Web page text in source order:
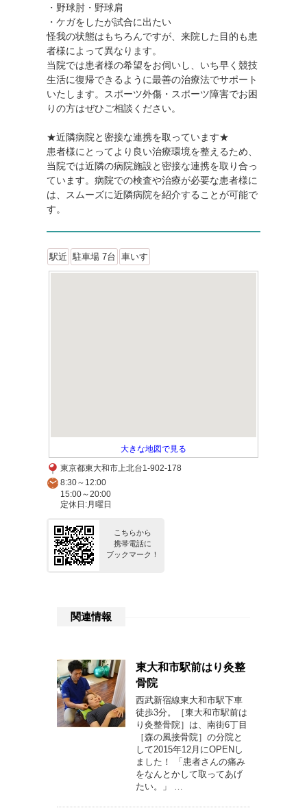
・野球肘・野球肩
・ケガをしたが試合に出たい
怪我の状態はもちろんですが、来院した目的も患
者様によって異なります。
当院では患者様の希望をお伺いし、いち早く競技
生活に復帰できるように最善の治療法でサポート
いたします。スポーツ外傷・スポーツ障害でお困
りの方はぜひご相談ください。
★近隣病院と密接な連携を取っています★
患者様にとってより良い治療環境を整えるため、
当院では近隣の病院施設と密接な連携を取り合っ
ています。病院での検査や治療が必要な患者様に
は、スムーズに近隣病院を紹介することが可能で
す。
駅近 駐車場 7台 車いす
大きな地図で見る
東京都東大和市上北台1-902-178
8:30～12:00
15:00～20:00
定休日:月曜日
こちらから
携帯電話に
ブックマーク！
関連情報
東大和市駅前はり灸整
骨院
西武新宿線東大和市駅下車
徒歩3分。［東大和市駅前は
り灸整骨院］は、南街6丁目
［森の風接骨院］の分院と
して2015年12月にOPENし
ました！ 「患者さんの痛み
をなんとかして取ってあげ
たい。」 …